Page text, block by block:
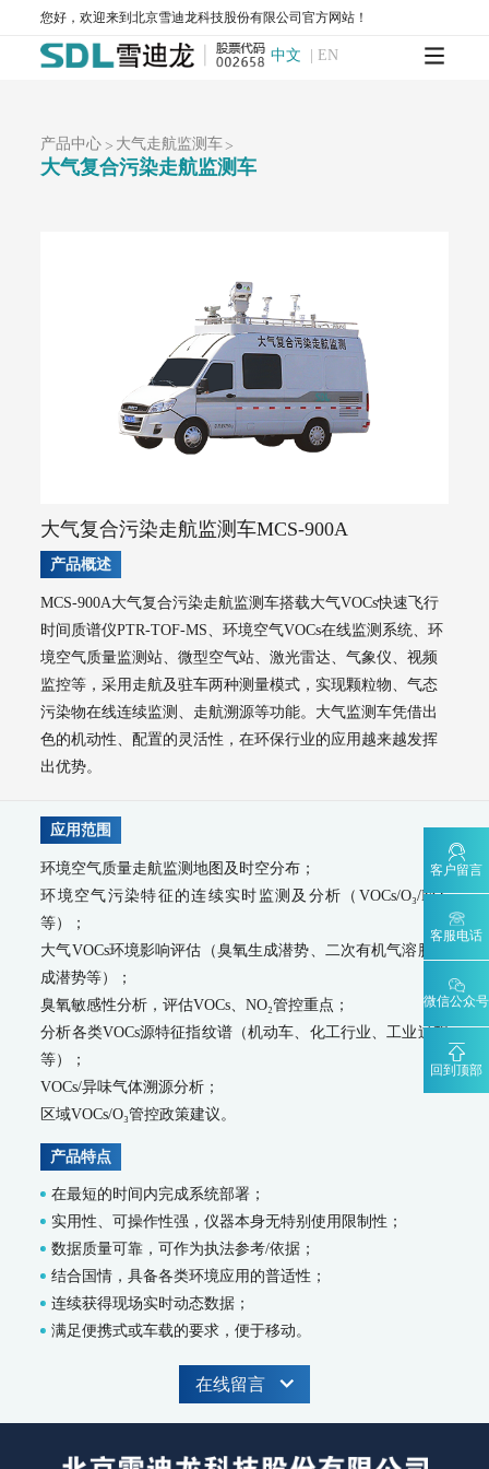
您好，欢迎来到北京雪迪龙科技股份有限公司官方网站！
中文 | EN
大气网格化监测系统
AQMS-1100-微型环境空气质量监测系统
MODEL 2130-扬尘在线监测系统
MODEL 2630-II-环境噪声自动监测仪
AQMS-900VC-环境空气挥发性有机物在线监测系统
AQMS-900VF-环境空气甲醛在线监测系统
AQMS-900TOFMS-多通道飞行时间质谱在线监测系统
MCS-900A-大气复合污染走航监测车
WQMS-900-固定式水质自动监测系统
WQMS-900E-简易式水质自动监测系统
WQMS-900S-小型式水质自动监测系统
MODEL 9811-高锰酸盐指数水质在线自动监测仪
MODEL 9870-水质自动采样器
MODEL 2000-五参数水质在线自动监测仪
MODEL 9001-叶绿素a水质在线自动监测仪
MODEL 9002-藻密度水质在线自动监测仪
污染源水质监测系统
WWMS-900AI-数智化污染源水质在线监测系统
MODEL 9810-化学需氧量（CODcr）水质在线自动监测仪
MODEL 9820-氨氮水质在线自动监测仪
MODEL 9840-总磷水质在线自动监测仪
MODEL 9850-总氮水质在线自动监测仪
MODEL 2000-pH-水质在线自动监测仪
MODEL 9880-水质生物综合毒性在线监测仪
WQMS-900HM-水中多参数重金属（XRF）在线监测系统
智慧监测监管平台
大气污染防治决策支持平台
城市环境应急指挥管理平台
智能环境综合监控平台
区县智慧环保平台
园区安全环保应急一体化监管平台
碳监测碳计量
SCS-900/900C GHG-智能碳排放在线计量监测系统
SCS-900M-船舶碳排放在线计量监测系统
AQMS-900GHG-大气温室气体监测系统
AQMS-1100GHG-微型温室气体监测仪
碳计量数据管理系统
客户留言
客服电话
微信公众号
回到顶部
产品中心 > 大气走航监测车>
大气复合污染走航监测车
大气复合污染走航监测车MCS-900A
产品概述
MCS-900A大气复合污染走航监测车搭载大气VOCs快速飞行
时间质谱仪PTR-TOF-MS、环境空气VOCs在线监测系统、环
境空气质量监测站、微型空气站、激光雷达、气象仪、视频
监控等，采用走航及驻车两种测量模式，实现颗粒物、气态
污染物在线连续监测、走航溯源等功能。大气监测车凭借出
色的机动性、配置的灵活性，在环保行业的应用越来越发挥
出优势。
应用范围
环境空气质量走航监测地图及时空分布；
环境空气污染特征的连续实时监测及分析（VOCs/O₃/NO₂
等）；
大气VOCs环境影响评估（臭氧生成潜势、二次有机气溶胶生
成潜势等）；
臭氧敏感性分析，评估VOCs、NO₂管控重点；
分析各类VOCs源特征指纹谱（机动车、化工行业、工业过程
等）；
VOCs/异味气体溯源分析；
区域VOCs/O₃管控政策建议。
产品特点
在最短的时间内完成系统部署；
实用性、可操作性强，仪器本身无特别使用限制性；
数据质量可靠，可作为执法参考/依据；
结合国情，具备各类环境应用的普适性；
连续获得现场实时动态数据；
满足便携式或车载的要求，便于移动。
在线留言